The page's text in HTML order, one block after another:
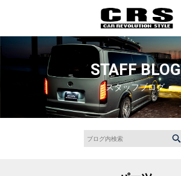
STAFF BLOG
スタッフブログ